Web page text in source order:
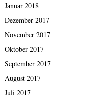
Januar 2018
Dezember 2017
November 2017
Oktober 2017
September 2017
August 2017
Juli 2017